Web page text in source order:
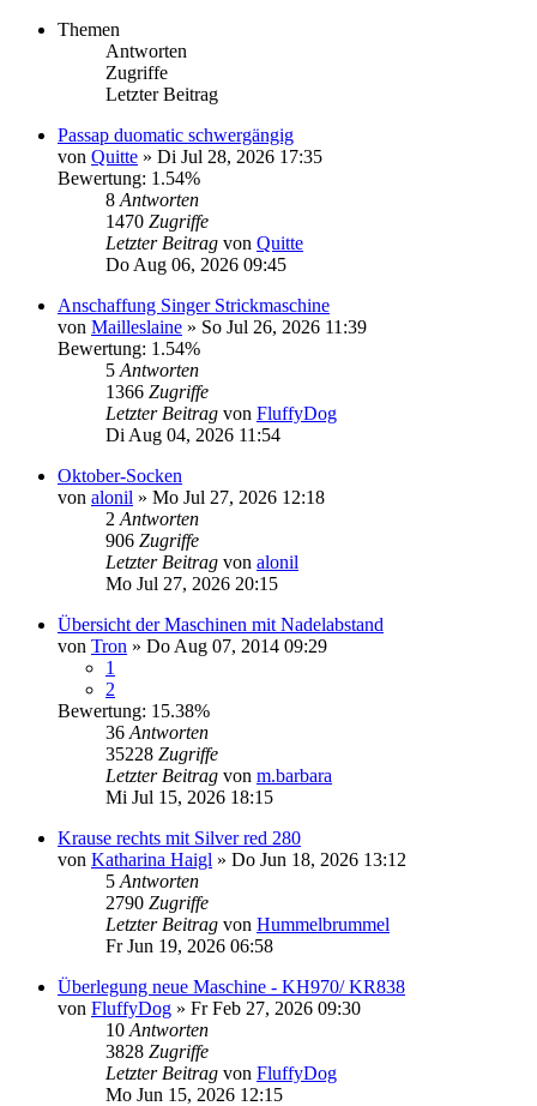
Themen
Antworten
Zugriffe
Letzter Beitrag
Passap duomatic schwergängig
von Quitte » Di Jul 28, 2026 17:35
Bewertung: 1.54%
8 Antworten
1470 Zugriffe
Letzter Beitrag von Quitte
Do Aug 06, 2026 09:45
Anschaffung Singer Strickmaschine
von Mailleslaine » So Jul 26, 2026 11:39
Bewertung: 1.54%
5 Antworten
1366 Zugriffe
Letzter Beitrag von FluffyDog
Di Aug 04, 2026 11:54
Oktober-Socken
von alonil » Mo Jul 27, 2026 12:18
2 Antworten
906 Zugriffe
Letzter Beitrag von alonil
Mo Jul 27, 2026 20:15
Übersicht der Maschinen mit Nadelabstand
von Tron » Do Aug 07, 2014 09:29
1
2
Bewertung: 15.38%
36 Antworten
35228 Zugriffe
Letzter Beitrag von m.barbara
Mi Jul 15, 2026 18:15
Krause rechts mit Silver red 280
von Katharina Haigl » Do Jun 18, 2026 13:12
5 Antworten
2790 Zugriffe
Letzter Beitrag von Hummelbrummel
Fr Jun 19, 2026 06:58
Überlegung neue Maschine - KH970/ KR838
von FluffyDog » Fr Feb 27, 2026 09:30
10 Antworten
3828 Zugriffe
Letzter Beitrag von FluffyDog
Mo Jun 15, 2026 12:15